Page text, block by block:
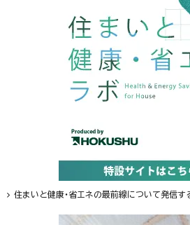
住まいと健康・省エネの最前線について発信